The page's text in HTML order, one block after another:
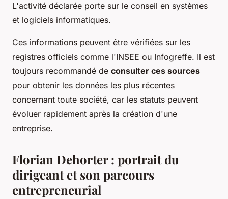
L'activité déclarée porte sur le conseil en systèmes
et logiciels informatiques.
Ces informations peuvent être vérifiées sur les
registres officiels comme l'INSEE ou Infogreffe. Il est
toujours recommandé de consulter ces sources
pour obtenir les données les plus récentes
concernant toute société, car les statuts peuvent
évoluer rapidement après la création d'une
entreprise.
Florian Dehorter : portrait du
dirigeant et son parcours
entrepreneurial